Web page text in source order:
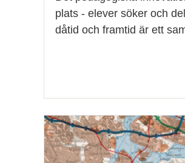
plats - elever söker och
dåtid och framtid är ett